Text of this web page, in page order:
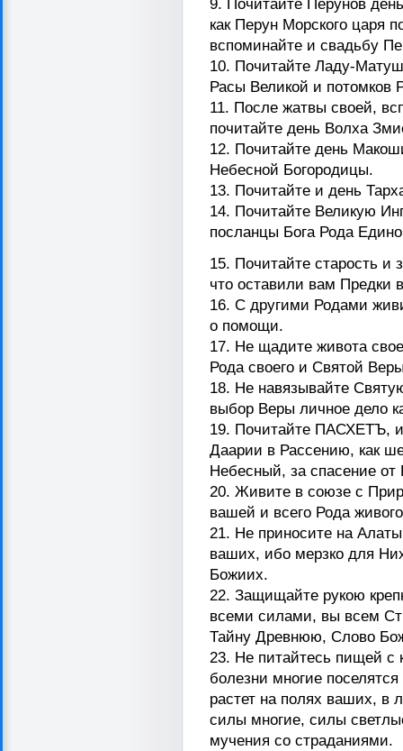
9. Почитайте Перунов
как Перун Морского царя
вспоминайте и свадьбу
10. Почитайте Ладу-
Расы Великой и потомков
11. После жатвы своей,
почитайте день Волха
12. Почитайте день
Небесной Богородицы.
13. Почитайте и день
14. Почитайте Великую
посланцы Бога Рода
15. Почитайте старость
что оставили вам Предки
16. С другими Родами
о помощи.
17. Не щадите живота
Рода своего и Святой
18. Не навязывайте
выбор Веры личное дело
19. Почитайте ПАСХЕТЪ, и
Даарии в Рассению, как
Небесный, за спасение от
20. Живите в союзе с
вашей и всего Рода
21. Не приносите на
ваших, ибо мерзко для
Божиих.
22. Защищайте рукою
всеми силами, вы всем
Тайну Древнюю, Слово
23. Не питайтесь пищей с
болезни многие
растет на полях ваших, в
силы многие, силы
мучения со страданиями.